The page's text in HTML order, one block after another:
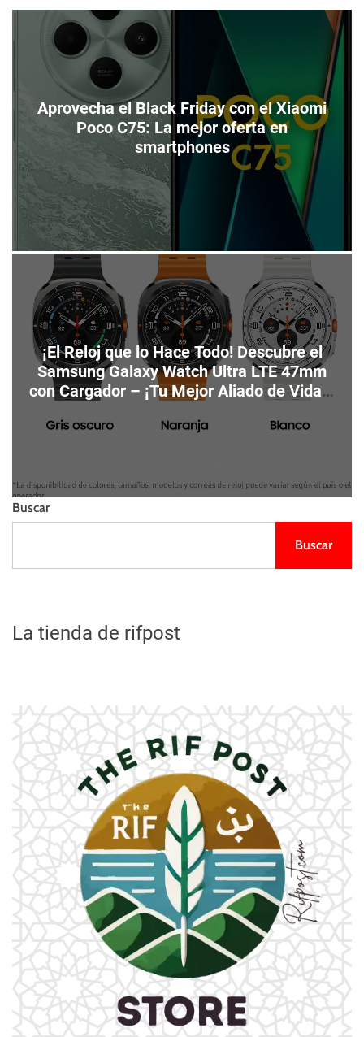
e
m
c
o
r
Aprovecha el Black Friday con el Xiaomi
Poco C75: La mejor oferta en
smartphones
¡El Reloj que lo Hace Todo! Descubre el
Samsung Galaxy Watch Ultra LTE 47mm
con Cargador – ¡Tu Mejor Aliado de Vida a
Buscar
Buscar
La tienda de rifpost